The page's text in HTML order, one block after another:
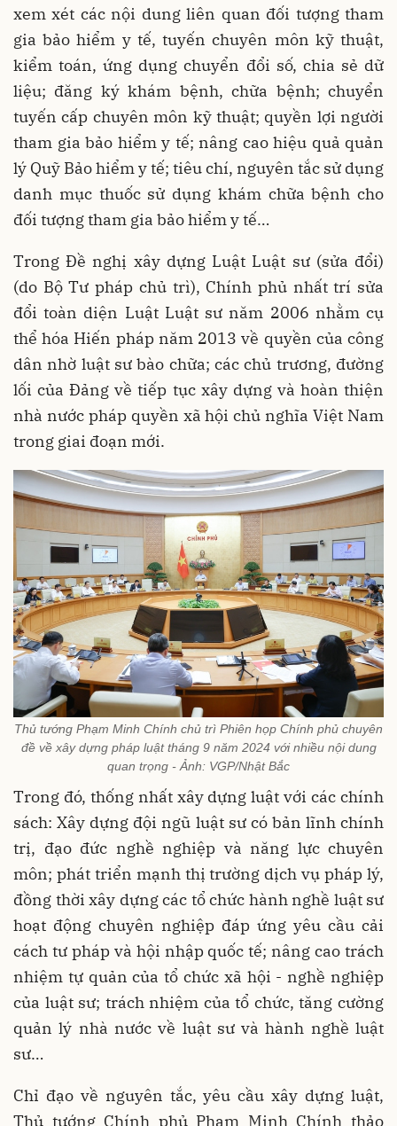
xem xét các nội dung liên quan đối tượng tham
gia bảo hiểm y tế, tuyến chuyên môn kỹ thuật,
kiểm toán, ứng dụng chuyển đổi số, chia sẻ dữ
liệu; đăng ký khám bệnh, chữa bệnh; chuyển
tuyến cấp chuyên môn kỹ thuật; quyền lợi người
tham gia bảo hiểm y tế; nâng cao hiệu quả quản
lý Quỹ Bảo hiểm y tế; tiêu chí, nguyên tắc sử dụng
danh mục thuốc sử dụng khám chữa bệnh cho
đối tượng tham gia bảo hiểm y tế…
Trong Đề nghị xây dựng Luật Luật sư (sửa đổi)
(do Bộ Tư pháp chủ trì), Chính phủ nhất trí sửa
đổi toàn diện Luật Luật sư năm 2006 nhằm cụ
thể hóa Hiến pháp năm 2013 về quyền của công
dân nhờ luật sư bào chữa; các chủ trương, đường
lối của Đảng về tiếp tục xây dựng và hoàn thiện
nhà nước pháp quyền xã hội chủ nghĩa Việt Nam
trong giai đoạn mới.
Thủ tướng Phạm Minh Chính chủ trì Phiên họp Chính phủ chuyên
đề về xây dựng pháp luật tháng 9 năm 2024 với nhiều nội dung
quan trọng - Ảnh: VGP/Nhật Bắc
Trong đó, thống nhất xây dựng luật với các chính
sách: Xây dựng đội ngũ luật sư có bản lĩnh chính
trị, đạo đức nghề nghiệp và năng lực chuyên
môn; phát triển mạnh thị trường dịch vụ pháp lý,
đồng thời xây dựng các tổ chức hành nghề luật sư
hoạt động chuyên nghiệp đáp ứng yêu cầu cải
cách tư pháp và hội nhập quốc tế; nâng cao trách
nhiệm tự quản của tổ chức xã hội - nghề nghiệp
của luật sư; trách nhiệm của tổ chức, tăng cường
quản lý nhà nước về luật sư và hành nghề luật
sư…
Chỉ đạo về nguyên tắc, yêu cầu xây dựng luật,
Thủ tướng Chính phủ Phạm Minh Chính thảo